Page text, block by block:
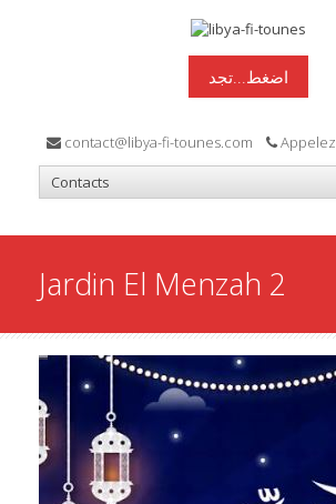
اضغط...تجد
contact@libya-fi-tounes.com
Jardin El Menzah 2